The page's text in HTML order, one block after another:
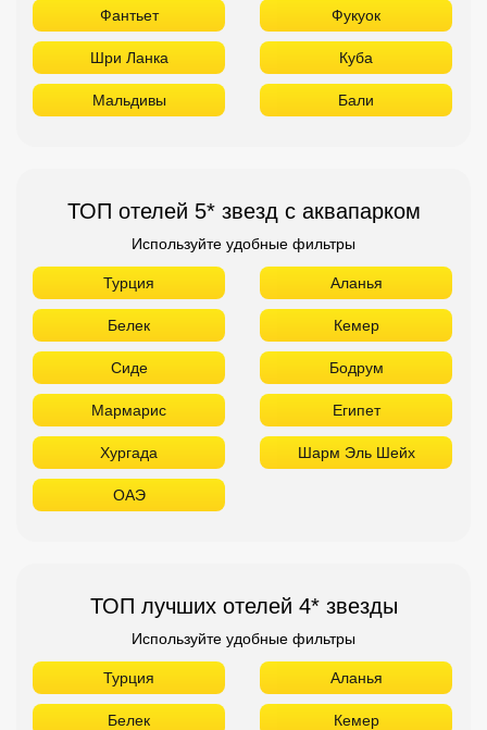
Фантьет Фукуок
Шри Ланка Куба
Мальдивы Бали
ТОП отелей 5* звезд с аквапарком
Используйте удобные фильтры
Турция Аланья
Белек Кемер
Сиде Бодрум
Мармарис Египет
Хургада Шарм Эль Шейх
ОАЭ
ТОП лучших отелей 4* звезды
Используйте удобные фильтры
Турция Аланья
Белек Кемер